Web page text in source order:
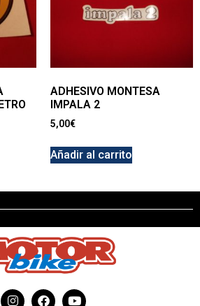
ADHESIVO MONTESA
IMPALA 2
5,00€
Añadir al carrito